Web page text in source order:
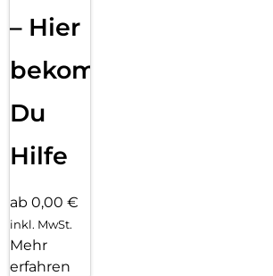
– Hier
bekommst
Du
Hilfe
ab 0,00 €
inkl. MwSt.
Mehr
erfahren